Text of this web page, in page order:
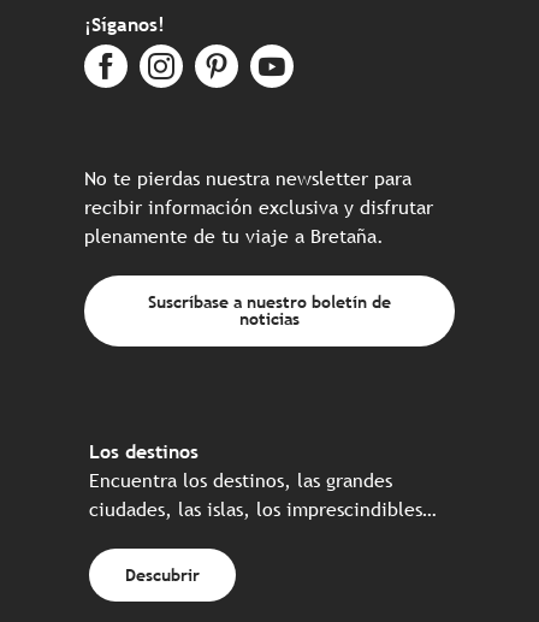
¡Síganos!
No te pierdas nuestra newsletter para
recibir información exclusiva y disfrutar
plenamente de tu viaje a Bretaña.
Suscríbase a nuestro boletín de
noticias
Los destinos
Encuentra los destinos, las grandes
ciudades, las islas, los imprescindibles…
Descubrir